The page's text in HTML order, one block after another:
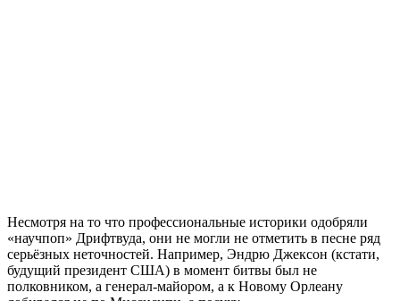
Несмотря на то что профессиональные историки одобряли
«научпоп» Дрифтвуда, они не могли не отметить в песне ряд
серьёзных неточностей. Например, Эндрю Джексон (кстати,
будущий президент США) в момент битвы был не
полковником, а генерал-майором, а к Новому Орлеану